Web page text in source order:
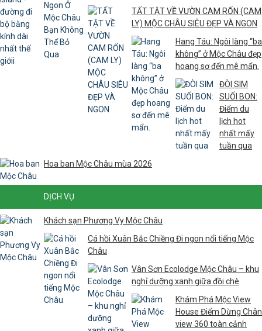
TẤT TẬT VỀ VƯỜN CAM RỐN (CAM
LY) MỘC CHÂU SIÊU ĐẸP VÀ NGON
Hang Táu: Ngôi làng “ba
không” ở Mộc Châu đẹp
hoang sơ đến mê mẩn.
ĐÒI SIM
SUỐI BON:
Điểm du
lịch hot
nhất mấy
tuần qua
Hoa ban Mộc Châu mùa 2026
DỊCH VỤ
Khách sạn Phương Vy Mộc Châu
Cá hồi Xuân Bắc Chiềng Đi ngon nổi tiếng Mộc
Châu
Vân Sơn Ecolodge Mộc Châu – khu
nghỉ dưỡng xanh giữa đồi chè
Khám Phá Mộc View
House Điểm Dừng Chân
view 360 toàn cảnh